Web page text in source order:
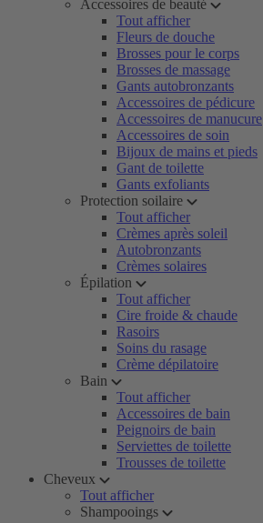
Accessoires de beauté
Tout afficher
Fleurs de douche
Brosses pour le corps
Brosses de massage
Gants autobronzants
Accessoires de pédicure
Accessoires de manucure
Accessoires de soin
Bijoux de mains et pieds
Gant de toilette
Gants exfoliants
Protection soilaire
Tout afficher
Crèmes après soleil
Autobronzants
Crèmes solaires
Épilation
Tout afficher
Cire froide & chaude
Rasoirs
Soins du rasage
Crème dépilatoire
Bain
Tout afficher
Accessoires de bain
Peignoirs de bain
Serviettes de toilette
Trousses de toilette
Cheveux
Tout afficher
Shampooings